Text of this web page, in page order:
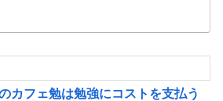
カフェ勉は勉強にコストを支払う